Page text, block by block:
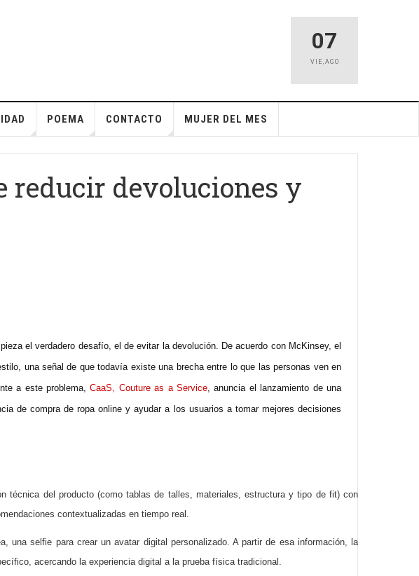
07
VIE , AGO
POEMA CONTACTO MUJER DEL MES
reducir devoluciones y
el verdadero desafío, el de evitar la devolución. De acuerdo con McKinsey, el
una señal de que todavía existe una brecha entre lo que las personas ven en
a este problema,CaaS, Couture as a Service, anuncia el lanzamiento de una
de compra de ropa online y ayudar a los usuarios a tomar mejores decisiones
técnica del producto (como tablas de talles, materiales, estructura y tipo de fit) con
contextualizadas en tiempo real.
una selfie para crear un avatar digital personalizado. A partir de esa información, la
acercando la experiencia digital a la prueba física tradicional.